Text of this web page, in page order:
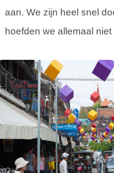
aan. We zijn heel snel
hoefden we allemaal niet